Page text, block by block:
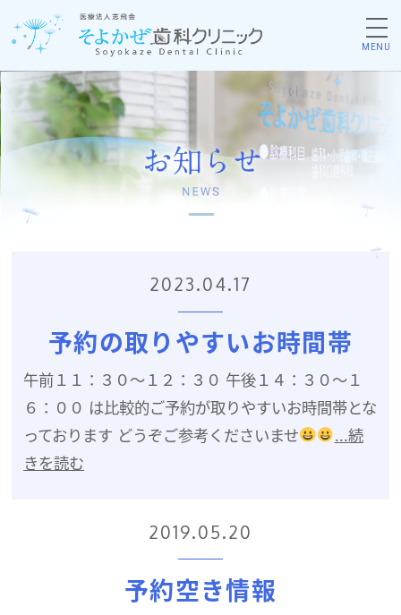
MENU
2023.04.17
予約の取りやすいお時間帯
午前１１：３０〜１２：３０ 午後１４：３０〜１
６：００ は比較的ご予約が取りやすいお時間帯とな
っております どうぞご参考くださいませ
...続
きを読む
2019.05.20
予約空き情報